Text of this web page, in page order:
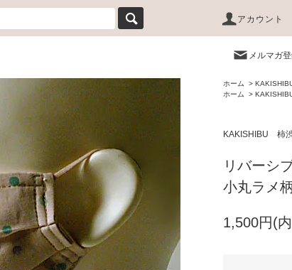
アカウント
メルマガ
ホーム >
ホーム
>
KAKISHIBU 柿
リバーシ
小丸ラメ
1,500円(